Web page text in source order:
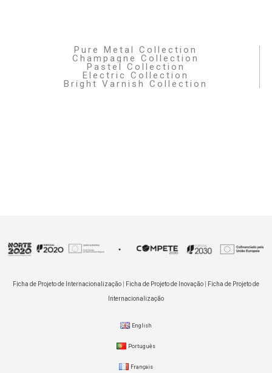
Pure Metal Collection
Champagne Collection
Pastel Collection
Electric Collection
Bright Varnish Collection
Ficha de Projeto de Internacionalização Ficha de Projeto de Inovação Ficha de Projeto de
Internacionalização
English
Português
Français